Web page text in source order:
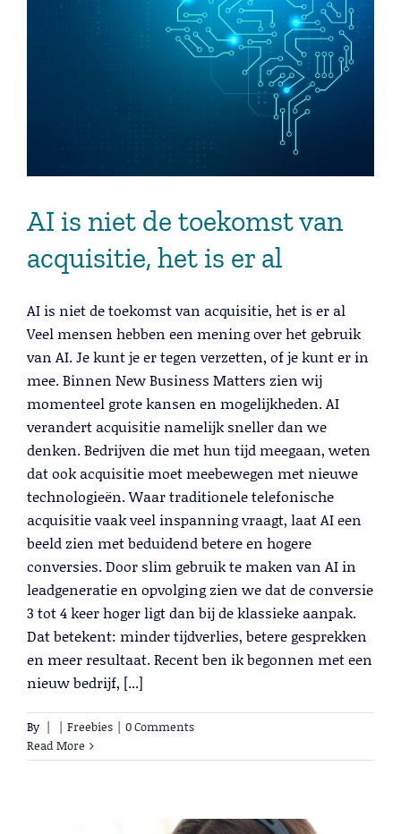
AI is niet de toekomst van
acquisitie, het is er al
AI is niet de toekomst van acquisitie, het is er al
Veel mensen hebben een mening over het gebruik
van AI. Je kunt je er tegen verzetten, of je kunt er in
mee. Binnen New Business Matters zien wij
momenteel grote kansen en mogelijkheden. AI
verandert acquisitie namelijk sneller dan we
denken. Bedrijven die met hun tijd meegaan, weten
dat ook acquisitie moet meebewegen met nieuwe
technologieën. Waar traditionele telefonische
acquisitie vaak veel inspanning vraagt, laat AI een
beeld zien met beduidend betere en hogere
conversies. Door slim gebruik te maken van AI in
leadgeneratie en opvolging zien we dat de conversie
3 tot 4 keer hoger ligt dan bij de klassieke aanpak.
Dat betekent: minder tijdverlies, betere gesprekken
en meer resultaat. Recent ben ik begonnen met een
nieuw bedrijf, [...]
By | | Freebies | 0 Comments
Read More